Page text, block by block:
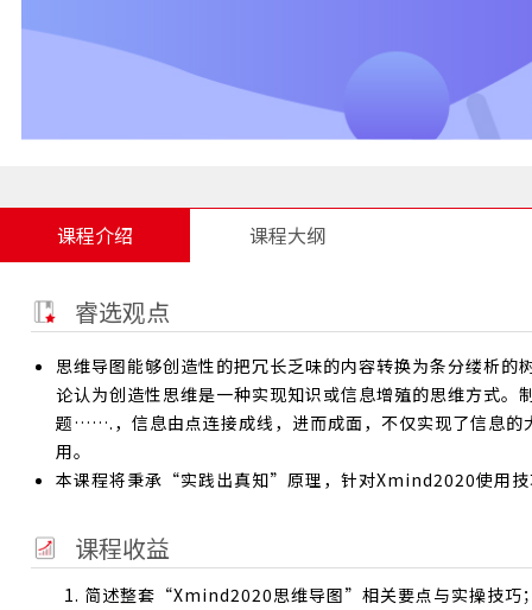
课程介绍 课程大纲
睿选观点
思维导图能够创造性的把冗长乏味的内容转换为条分缕析
论认为创造性思维是一种实现知识或信息增殖的思维方式
题…….，信息由点连接成线，进而成面，不仅实现了信息的
用。
本课程将秉承“实践出真知”原理，针对Xmind2020使用技
课程收益
1. 简述整套“Xmind2020思维导图”相关要点与实操技巧